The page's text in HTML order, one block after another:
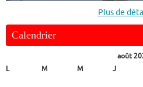
Plus de
Calendrier
août
L
M M J